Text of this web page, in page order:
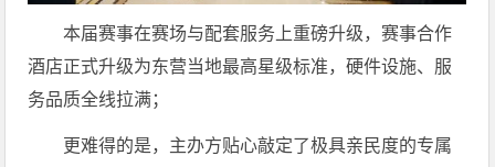
本届赛事在赛场与配套服务上重磅升级，赛事合作
酒店正式升级为东营当地最高星级标准，硬件设施、服
务品质全线拉满；
更难得的是，主办方贴心敲定了极具亲民度的专属